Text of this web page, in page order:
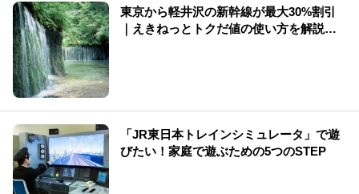
東京から軽井沢の新幹線が最大30%割引
｜えきねっとトクだ値の使い方を解説
「JR東日本トレインシミュレータ」で遊
びたい！家庭で遊ぶための5つのSTEP